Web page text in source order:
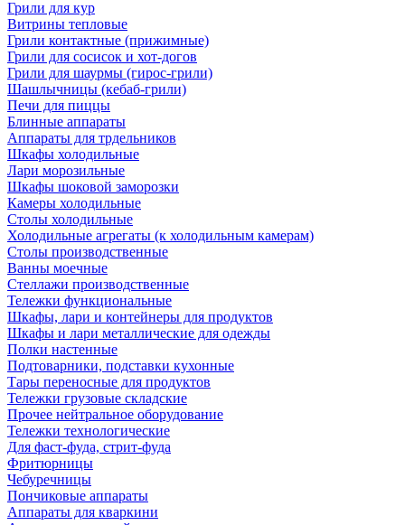
Грили для кур
Витрины тепловые
Грили контактные (прижимные)
Грили для сосисок и хот-догов
Грили для шаурмы (гирос-грили)
Шашлычницы (кебаб-грили)
Печи для пиццы
Блинные аппараты
Аппараты для трдельников
Шкафы холодильные
Лари морозильные
Шкафы шоковой заморозки
Камеры холодильные
Столы холодильные
Холодильные агрегаты (к холодильным камерам)
Столы производственные
Ванны моечные
Стеллажи производственные
Тележки функциональные
Шкафы, лари и контейнеры для продуктов
Шкафы и лари металлические для одежды
Полки настенные
Подтоварники, подставки кухонные
Тары переносные для продуктов
Тележки грузовые складские
Прочее нейтральное оборудование
Тележки технологические
Для фаст-фуда, стрит-фуда
Фритюрницы
Чебуречницы
Пончиковые аппараты
Аппараты для кваркини